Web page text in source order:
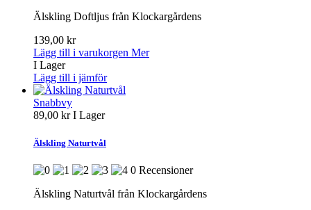
Älskling Doftljus från Klockargårdens
139,00 kr
Lägg till i varukorgen Mer
I Lager
Lägg till i jämför
Snabbvy
89,00 krI Lager
Älskling Naturtvål
0 Recensioner
Älskling Naturtvål från Klockargårdens